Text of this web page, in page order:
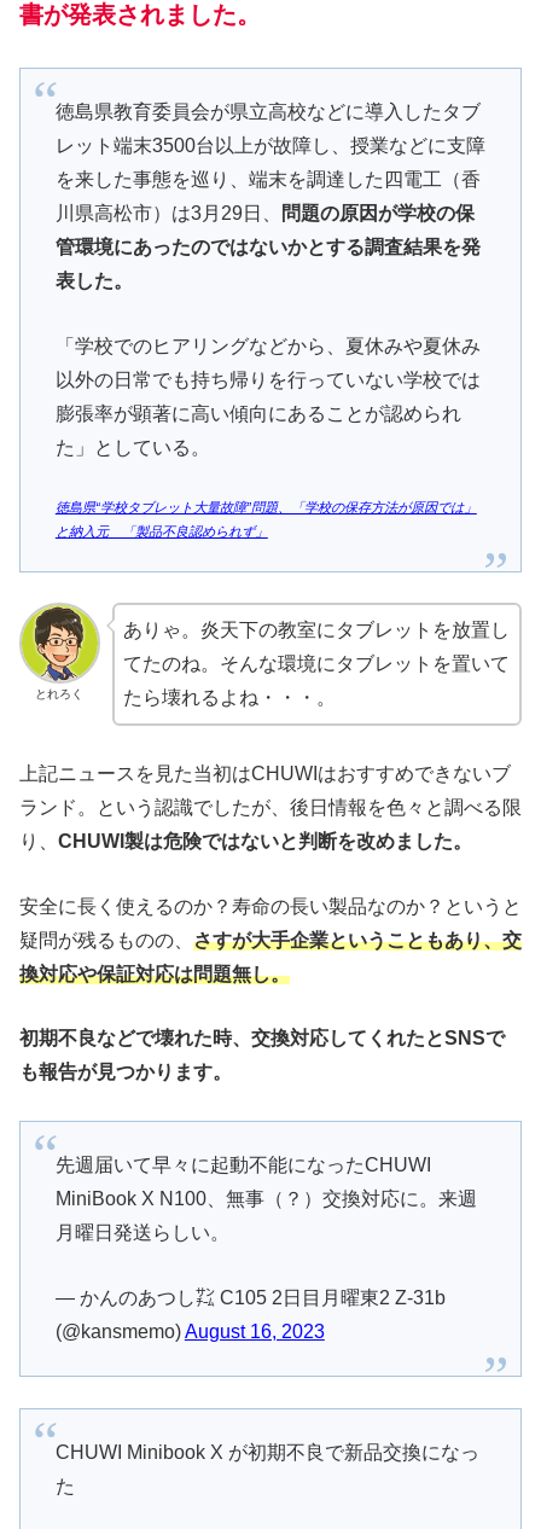
書が発表されました。
徳島県教育委員会が県立高校などに導入したタブ
レット端末3500台以上が故障し、授業などに支障
を来した事態を巡り、端末を調達した四電工（香
川県高松市）は3月29日、
問題の原因が学校の保
管環境にあったのではないかとする調査結果を発
表した。
「学校でのヒアリングなどから、夏休みや夏休み
以外の日常でも持ち帰りを行っていない学校では
膨張率が顕著に高い傾向にあることが認められ
た」としている。
徳島県“学校タブレット大量故障”問題、「学校の保存方法が原因では」
と納入元 「製品不良認められず」
とれろく
ありゃ。炎天下の教室にタブレットを放置し
てたのね。そんな環境にタブレットを置いて
たら壊れるよね・・・。
上記ニュースを見た当初はCHUWIはおすすめできないブ
ランド。という認識でしたが、後日情報を色々と調べる限
り、 CHUWI製は危険ではないと判断を改めました。
安全に長く使えるのか？寿命の長い製品なのか？というと
疑問が残るものの、 さすが大手企業ということもあり、交
換対応や保証対応は問題無し。
初期不良などで壊れた時、交換対応してくれたとSNSで
も報告が見つかります。
先週届いて早々に起動不能になったCHUWI
MiniBook X N100、無事（？）交換対応に。来週
月曜日発送らしい。
— かんのあつし㌠ C105 2日目月曜東2 Z-31b
(@kansmemo)August 16, 2023
CHUWI Minibook X が初期不良で新品交換になっ
た